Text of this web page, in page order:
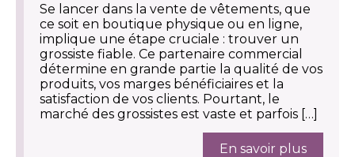
Se lancer dans la vente de vêtements, que
ce soit en boutique physique ou en ligne,
implique une étape cruciale : trouver un
grossiste fiable. Ce partenaire commercial
détermine en grande partie la qualité de vos
produits, vos marges bénéficiaires et la
satisfaction de vos clients. Pourtant, le
marché des grossistes est vaste et parfois […]
En savoir plus